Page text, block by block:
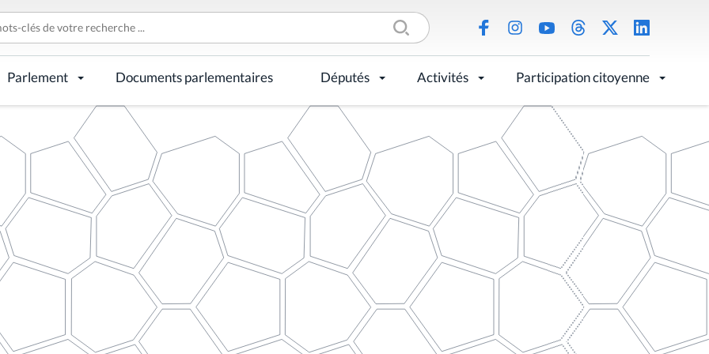
Parlement Documents parlementaires Députés Activités Participation citoyenne